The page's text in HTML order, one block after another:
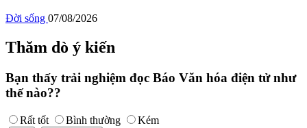
Đời sống 07/08/2026
Thăm dò ý kiến
Bạn thấy trải nghiệm đọc Báo Văn hóa điện tử như
thế nào??
Rất tốt Bình thường Kém